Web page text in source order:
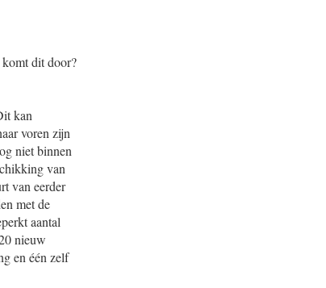
dit door?
kan
voren zijn
niet binnen
van
van eerder
met de
aantal
nieuw
en één zelf